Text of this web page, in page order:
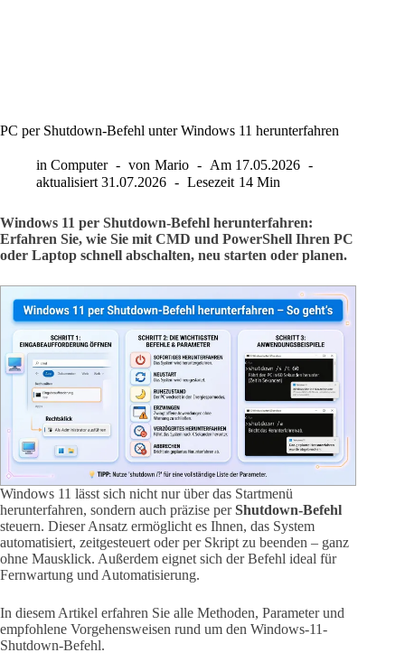
PC per Shutdown-Befehl unter Windows 11 herunterfahren
in Computer von Mario Am 17.05.2026
aktualisiert 31.07.2026 Lesezeit 14 Min
Windows 11 per Shutdown-Befehl herunterfahren:
Erfahren Sie, wie Sie mit CMD und PowerShell Ihren PC
oder Laptop schnell abschalten, neu starten oder planen.
Windows 11 lässt sich nicht nur über das Startmenü
herunterfahren, sondern auch präzise perShutdown-Befehl
steuern. Dieser Ansatz ermöglicht es Ihnen, das System
automatisiert, zeitgesteuert oder per Skript zu beenden – ganz
ohne Mausklick. Außerdem eignet sich der Befehl ideal für
Fernwartung und Automatisierung.
In diesem Artikel erfahren Sie alle Methoden, Parameter und
empfohlene Vorgehensweisen rund um den Windows-11-
Shutdown-Befehl.